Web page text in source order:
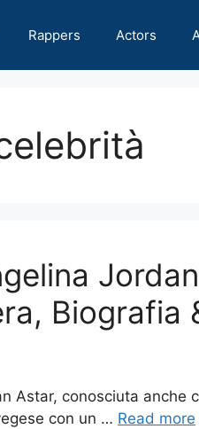
Rappers Actors
Jordan
Biografia
Astar, conosciuta anche
con un … Read more